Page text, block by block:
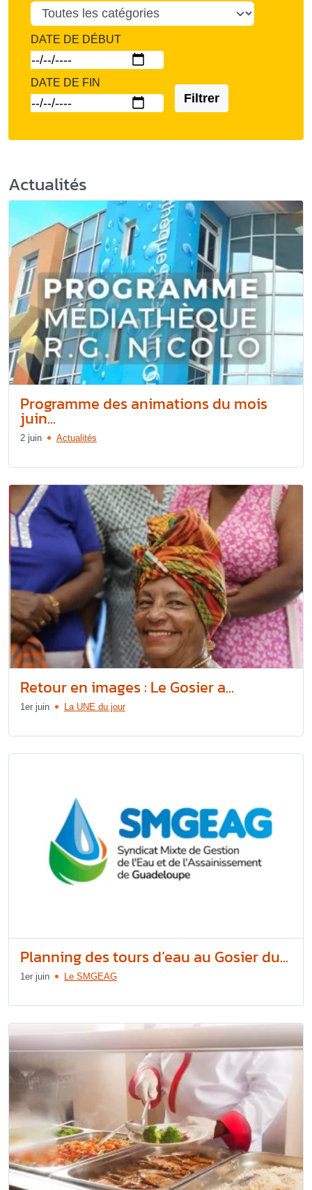
DATE DE DÉBUT
DATE DE FIN
Filtrer
Actualités
Programme des animations du mois
juin...
2 juin Actualités
Retour en images : Le Gosier a...
1er juin La UNE du jour
Planning des tours d’eau au Gosier du...
1er juin Le SMGEAG